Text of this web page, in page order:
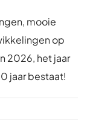
mooie
op
2026, het jaar
jaar bestaat!